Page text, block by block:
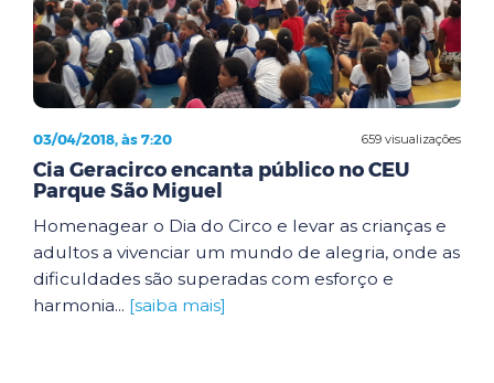
659 visualizações
03/04/2018, às 7:20
Cia Geracirco encanta público no CEU
Parque São Miguel
Homenagear o Dia do Circo e levar as crianças e
adultos a vivenciar um mundo de alegria, onde as
dificuldades são superadas com esforço e
harmonia... [saiba mais]